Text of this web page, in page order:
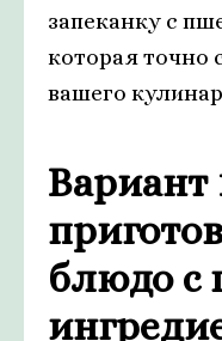
запеканку с
которая точно
вашего
Вариант
блюдо с